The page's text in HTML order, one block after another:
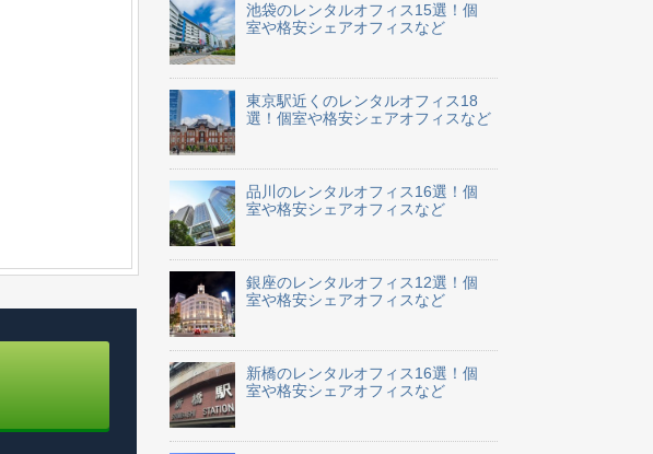
池袋のレンタルオフィス15選！個
室や格安シェアオフィスなど
東京駅近くのレンタルオフィス18
選！個室や格安シェアオフィスなど
品川のレンタルオフィス16選！個
室や格安シェアオフィスなど
銀座のレンタルオフィス12選！個
室や格安シェアオフィスなど
新橋のレンタルオフィス16選！個
室や格安シェアオフィスなど